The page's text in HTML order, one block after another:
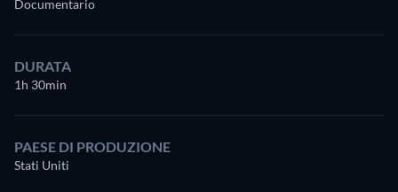
Documentario
DURATA
1h 30min
PAESE DI PRODUZIONE
Stati Uniti